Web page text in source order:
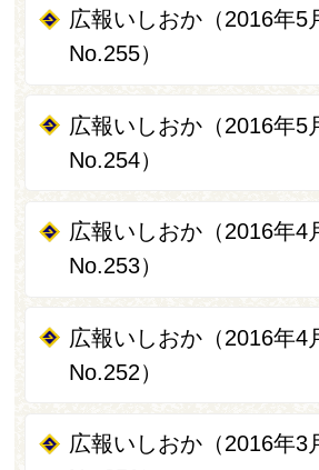
広報いしおか（2016年5
No.255）
広報いしおか（2016年5
No.254）
広報いしおか（2016年4
No.253）
広報いしおか（2016年4
No.252）
広報いしおか（2016年3